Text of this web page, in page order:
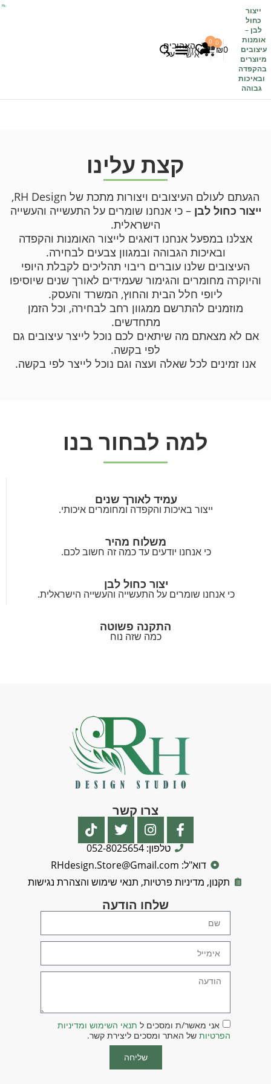
ייצור
כחול
לבן –
אומנות
עיצובים
מיוצרים
בהקפדה
ובאיכות
גבוהה
₪0
0 האהובים
עלי
0
אזור
אישי
קצת עלינו
הגעתם לעולם העיצובים ויצורות מתכת של RH Design,
ייצור כחול לבן – כי אנחנו שומרים על התעשייה והעשייה
הישראלית.
אצלנו במפעל אנחנו דואגים לייצור האומנות והקפדה
ובאיכות הגבוהה ובמגוון צבעים לבחירה.
העיצובים שלנו עוברים ריבוי תהליכים לקבלת היופי
והיוקרה מחומרים והגימור שעמידים לאורך שנים שיוסיפו
ליופי חלל הבית והחוץ, המשרד והעסק.
מוזמנים להתרשם ממגוון רחב לבחירה, וכל הזמן
מתחדשים.
אם לא מצאתם מה שיתאים לכם נוכל לייצר עיצובים גם
לפי בקשה.
אנו זמינים לכל שאלה ועצה וגם נוכל לייצר לפי בקשה.
למה לבחור בנו
עמיד לאורך שנים
ייצור באיכות והקפדה ומחומרים איכותי.
משלוח מהיר
כי אנחנו יודעים עד כמה זה חשוב לכם.
יצור כחול לבן
כי אנחנו שומרים על התעשייה והעשייה הישראלית.
התקנה פשוטה
כמה שזה נוח
צרו קשר
טלפון: 052-8025654
דוא"ל: RHdesign.Store@Gmail.com
תקנון, מדיניות פרטיות, תנאי שימוש והצהרת נגישות
שלחו הודעה
אני מאשר/ת ומסכים ל תנאי השימוש ומדיניות
הפרטיות של האתר ומסכים ליצירת קשר.
שליחה